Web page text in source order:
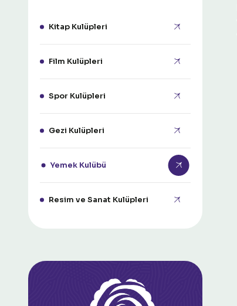
Kitap Kulüpleri
Film Kulüpleri
Spor Kulüpleri
Gezi Kulüpleri
Yemek Kulübü
Resim ve Sanat Kulüpleri